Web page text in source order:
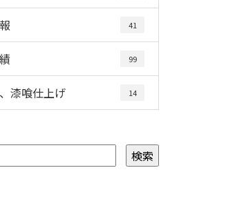
41
99
漆喰仕上げ 14